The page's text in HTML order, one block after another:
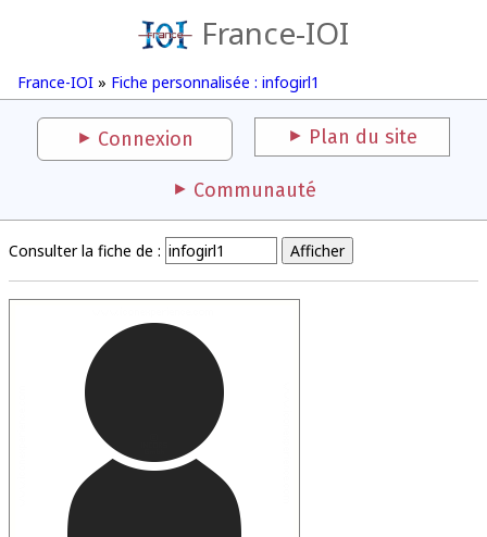
France-IOI
France-IOI » Fiche personnalisée : infogirl1
Connexion Plan du site
Communauté
Consulter la fiche de :